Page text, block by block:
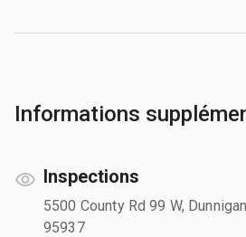
Informations
Inspections
5500 County Rd 99 W,
95937